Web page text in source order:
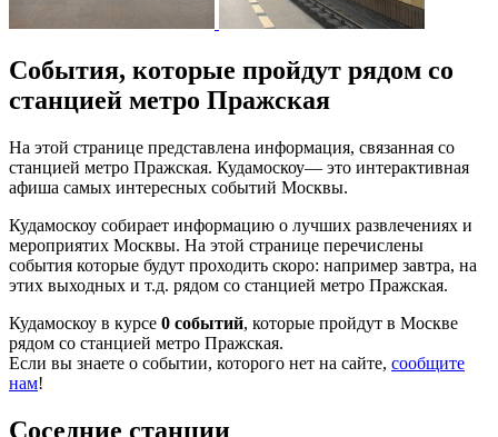
События, которые пройдут рядом со
станцией метро Пражская
На этой странице представлена информация, связанная со
станцией метро Пражская. Кудамоскоу— это интерактивная
афиша самых интересных событий Москвы.
Кудамоскоу собирает информацию о лучших развлечениях и
мероприятих Москвы. На этой странице перечислены
события которые будут проходить скоро: например завтра, на
этих выходных и т.д. рядом со станцией метро Пражская.
Кудамоскоу в курсе 0 событий, которые пройдут в Москве
рядом со станцией метро Пражская.
Если вы знаете о событии, которого нет на сайте, сообщите
нам!
Соседние станции